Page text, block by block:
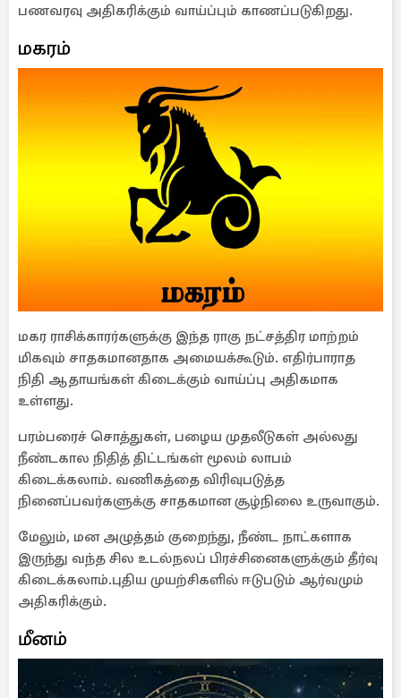
பணவரவு அதிகரிக்கும் வாய்ப்பும் காணப்படுகிறது.
மகரம்
மகர ராசிக்காரர்களுக்கு இந்த ராகு நட்சத்திர மாற்றம்
மிகவும் சாதகமானதாக அமையக்கூடும். எதிர்பாராத
நிதி ஆதாயங்கள் கிடைக்கும் வாய்ப்பு அதிகமாக
உள்ளது.
பரம்பரைச் சொத்துகள், பழைய முதலீடுகள் அல்லது
நீண்டகால நிதித் திட்டங்கள் மூலம் லாபம்
கிடைக்கலாம். வணிகத்தை விரிவுபடுத்த
நினைப்பவர்களுக்கு சாதகமான சூழ்நிலை உருவாகும்.
மேலும், மன அழுத்தம் குறைந்து, நீண்ட நாட்களாக
இருந்து வந்த சில உடல்நலப் பிரச்சினைகளுக்கும் தீர்வு
கிடைக்கலாம்.புதிய முயற்சிகளில் ஈடுபடும் ஆர்வமும்
அதிகரிக்கும்.
மீனம்